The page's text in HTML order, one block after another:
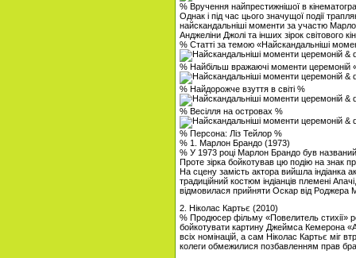
% Вручення найпрестижнішої в
Однак і під час цього значущої події
найскандальніші моменти за участю
Анджеліни Джолі та інших зірок світового
% Статті за темою «Найскандальніші
% Найбільш вражаючі моменти церемоній
% Найдорожче взуття в світі %
% Весілля на островах %
% Персона: Ліз Тейлор %
% 1. Марлон Брандо (1973)
% У 1973 році Марлон Брандо був
Проте зірка бойкотував цю подію на знак
На сцену замість актора вийшла індіанка
традиційний костюм індіанців племені
відмовилася прийняти Оскар від Роджера
2. Ніколас Картьє (2010)
% Продюсер фільму «Повелитель стихії»
бойкотувати картину Джеймса Кемерона
всіх номінацій, а сам Ніколас Картьє міг
колеги обмежилися позбавленням прав